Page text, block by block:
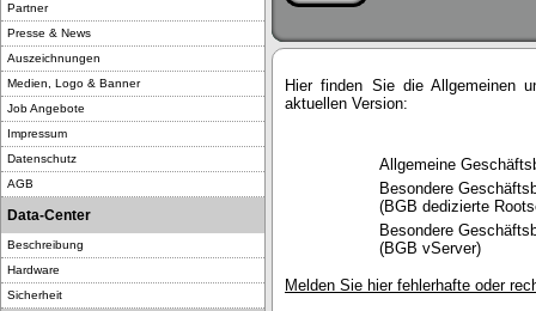
Partner
Presse & News
Auszeichnungen
Medien, Logo & Banner
Job Angebote
Impressum
Datenschutz
AGB
Data-Center
Beschreibung
Hardware
Sicherheit
Hier finden Sie die Allgemeinen
aktuellen Version:
Allgemeine
Besondere
(BGB dedizierte
Besondere
(BGB vServer)
Melden Sie hier fehlerhafte oder